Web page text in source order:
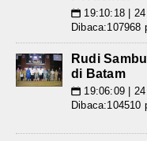
📅 19:10:18 |
Dibaca:107968
Rudi
di Batam
📅 19:06:09 |
Dibaca:104510